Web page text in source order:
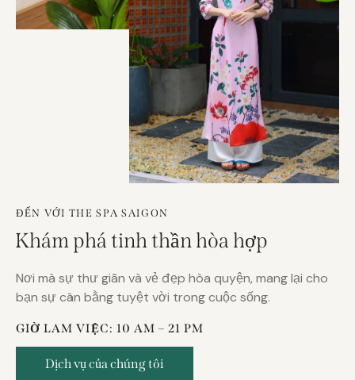
ĐẾN VỚI THE SPA SAIGON
Khám phá tinh thần hòa hợp
Nơi mà sự thư giãn và vẻ đẹp hòa quyện, mang lại cho
bạn sự cân bằng tuyệt vời trong cuộc sống.
GIỜ LAM VIỆC: 10 AM – 21 PM
Dịch vụ của chúng tôi